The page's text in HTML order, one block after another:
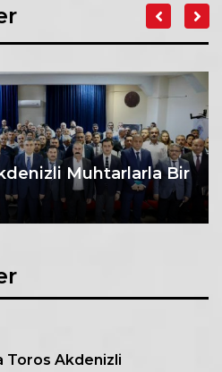
Muhtarlarla Bir
Toros Akdenizli